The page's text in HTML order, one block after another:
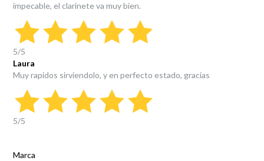
impecable, el clarinete va muy bien.
5/5
Laura
Muy rapidos sirviendolo, y en perfecto estado, gracias
5/5
Marca